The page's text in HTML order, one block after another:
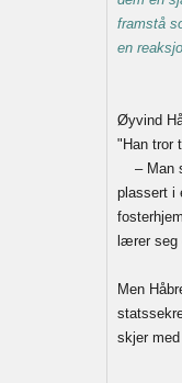
framstå
en
Øyvind
"Han tror
– Man
plassert i
lærer seg
Men
skjer